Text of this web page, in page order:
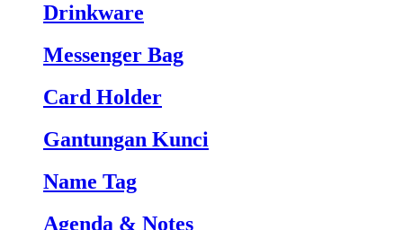
Drinkware
Messenger Bag
Card Holder
Gantungan Kunci
Name Tag
Agenda & Notes